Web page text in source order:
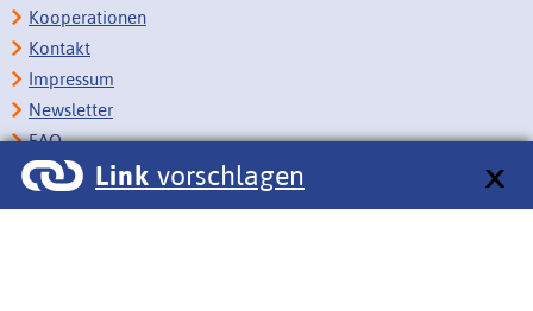
Link vorschlagen
Kooperationen
Kontakt
Impressum
Newsletter
FAQ
Copyright